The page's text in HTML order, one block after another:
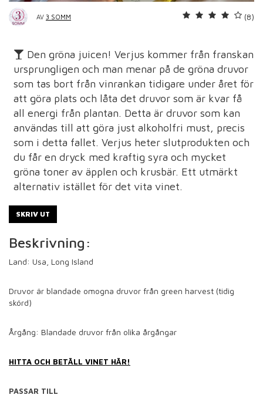
AV 3 SOMM (8)
Den gröna juicen! Verjus kommer från franskan
ursprungligen och man menar på de gröna druvor
som tas bort från vinrankan tidigare under året för
att göra plats och låta det druvor som är kvar få
all energi från plantan. Detta är druvor som kan
användas till att göra just alkoholfri must, precis
som i detta fallet. Verjus heter slutprodukten och
du får en dryck med kraftig syra och mycket
gröna toner av äpplen och krusbär. Ett utmärkt
alternativ istället för det vita vinet.
SKRIV UT
Beskrivning:
Land: Usa, Long Island
Druvor är blandade omogna druvor från green harvest (tidig
skörd)
Årgång: Blandade druvor från olika årgångar
HITTA OCH BETÄLL VINET HÄR!
PASSAR TILL